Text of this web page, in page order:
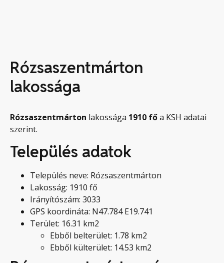
Rózsaszentmárton
lakossága
Rózsaszentmárton lakossága 1910 főa KSH adatai
szerint.
Település adatok
Település neve: Rózsaszentmárton
Lakosság: 1910 fő
Irányítószám: 3033
GPS koordináta: N47.784 E19.741
Terület: 16.31 km2
Ebből belterület: 1.78 km2
Ebből külterület: 14.53 km2